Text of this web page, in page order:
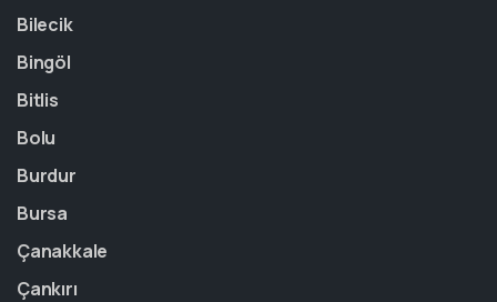
Bilecik
Bingöl
Bitlis
Bolu
Burdur
Bursa
Çanakkale
Çankırı